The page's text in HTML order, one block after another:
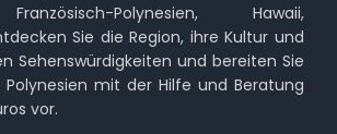
Polynesien, Hawaii,
Sie die Region, ihre Kultur und
Sehenswürdigkeiten und bereiten Sie
Polynesien mit der Hilfe und Beratung
vor.